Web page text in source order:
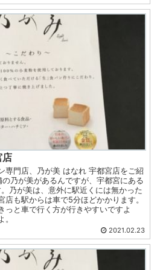
専門店、乃が美 はなれ 宇都宮店をご紹
乃が美があるんですが、宇都宮にある
乃が美は、意外に駅近くには無かった
店も駅からは車で5分ほどかかります。
っと車で行く方が行きやすいですよ
2021.02.23